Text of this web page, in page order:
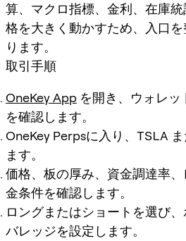
算、マクロ指標、金利、在庫
格を大きく動かすため、入口
ります。
取引手順
OneKey App を開き、ウォレ
を確認します。
OneKey Perpsに入り、 TSLA
ます。
価格、板の厚み、資金調達率
金条件を確認します。
ロングまたはショートを選び
バレッジを設定します。